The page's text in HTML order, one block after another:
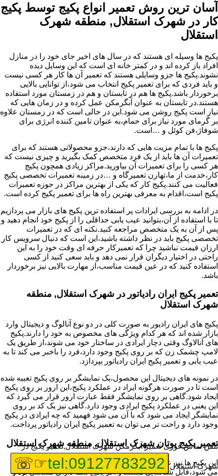
آسان ترین روش تعمیر انواع پکیج توسط پکیج
کار در شهرک استقلال, منطقه شهرک
استقلال
پکیج ها وسیله ای هستند که در سال های اخیر جای خود را در منازل
افراد باز کرده اند و در کمتر خانه ای است که این وسایل دیده
نشوند.پکیج ها جزو وسایلی هستند که تعمیر آن ها کار هر کسی نیست
و باید فردی که برای تعمیر پکیج انتخاب می شود،از توانایی بالایی
برخوردار باشد.پکیج ها هم در تابستان و هم در زمستان مورد استفاده
هستند.در تابستان به عنوان آبگرمکن عمل کرده و در زمان هایی که
نیاز است پکیج روشن می شود.این در حالی است که در زمستان علاوه
بر گرمای مورد نیاز برای حمام،به عنوان تامین کننده انرژی برای
شوفاژ،فن کوئل و …است.
پکیج ها با تمام مزیت هایی که دارند،جزو محصولاتی هستند که برای
تعمیرات آن ها باید از یک فرد متخصص کمک بگیرید و چیزی نیست که
هر کسی را برای تعمیرات آن بیاورید.مراکز زیادی همچون پکیج
کار،خدمت از ما،تهارن تعمیرگاه و …در زمینه تعمیرات تخصصی پکیج
فعالیت می کنند.پکیج کار که یکی از بهترین مراکز در حوزه تعمیرات
پکیج است،اقدام به معرفی بهترین راه ها برای تعمیر پکیج کرده است.
در ادامه به بررسی ایرادات پر استفاده ترین پکیج های بازار می پردازیم
تا با استفاده از آن،بتوانید عیب یابی حداقلی را از پکیج خود انجام دهید و
پس از آن به یک متخصص مراجعه کنید.نکته ای که در تعمیرات
تخصصی پکیج باید در نظر داشته باشید،این است که دنبال سرویس کار
ارزان قیمت نباشید چرا که تعمیرکار حرفه ای وقت خود را به این
راحتی در اختیار دیگران قرار نمی دهد و باید سعی کنید از کسی
استفاده کنید که در عین قیمت مناسب،از مهارت بالایی نیز برخوردار
باشد.
تعمیر پکیج ایران رادیاتور در شهرک استقلال, منطقه
شهرک استقلال
پکیج های ایران رادیور به صورت کلی در دو نوع آنالوگ و دیجیتال وارد
بازار شده اند که هر کدام ویژگی های مخصوص به خود را دارند.پکیج
های آنالاوگ وقتی دچار ایرادی در ساختار خود می شوند،از طریق یک
لامپ چشمک زن که بر روی پکیج وجود دارد،فرد را باخبر می کند تا به
عیب یابی و تعمیر پکیج ایران رادیاتور بپردازد.
در نمونه های دیجیتال این محصول،یک نمایشگر بر روی پکیج تعبیه شده
است تا در صورت هرگونه ایراد در عملکرد پکیج،این ارور بر روی پکیج
ایجاد شود.گاهی بر روی نمایشگر فقط عبارت ارور قرار می گیرد که
این یعنی در عملکرد پکیج ایرادی وجود دارد.گاهی نیز یک کد بر روی
نمایشگر ایجاد می شود که با آن می شود فهمید که چه ایرادی در پکیج
وجود دارد و راحت تر می توان به تعمیر پکیج ایران رادیاتور پرداخت.
تعمیر پکیج بوتان شهرک استقلال, منطقه شهرک استقلال
این پکیج ها نیز عمدتا با یک کد که بر روی صفحه نمایگشر پکیج ایجاد
می شود،قابل شناسایی هستند و اگر پکیج شما دارای مشکلی بود و
تلفن تماس فوریتعمیر آبگرمکن شهرک استقلال,تعمیر پکیج در
شهرک استقلال tel:09127783292
☞☏